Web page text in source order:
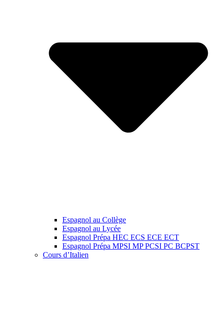
Espagnol au Collège
Espagnol au Lycée
Espagnol Prépa HEC ECS ECE ECT
Espagnol Prépa MPSI MP PCSI PC BCPST
Cours d’Italien